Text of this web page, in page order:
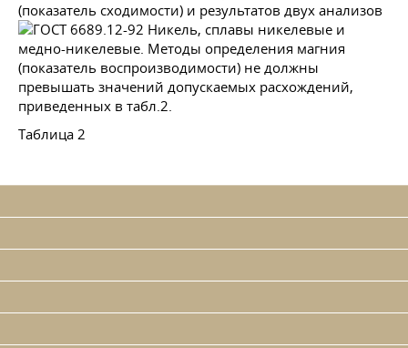
(показатель сходимости) и результатов двух анализов
(показатель воспроизводимости) не должны
превышать значений допускаемых расхождений,
приведенных в табл.2.
Таблица 2